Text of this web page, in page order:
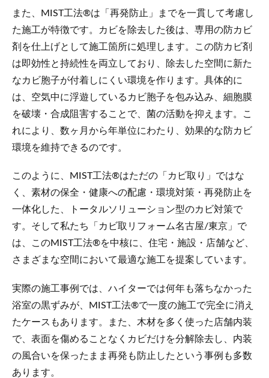
また、MIST工法®は「再発防止」までを一貫して考慮し
た施工が特徴です。カビを除去した後は、専用の防カビ
剤を仕上げとして施工箇所に処理します。この防カビ剤
は即効性と持続性を両立しており、除去した空間に新た
なカビ胞子が付着しにくい環境を作ります。具体的に
は、空気中に浮遊しているカビ胞子を包み込み、細胞膜
を破壊・合成阻害することで、菌の活動を抑えます。こ
れにより、数ヶ月から年単位にわたり、効果的な防カビ
環境を維持できるのです。
このように、MIST工法®はただの「カビ取り」ではな
く、素材の保全・健康への配慮・環境対策・再発防止を
一体化した、トータルソリューション型のカビ対策で
す。そして私たち「カビ取リフォーム名古屋/東京」で
は、このMIST工法®を中核に、住宅・施設・店舗など、
さまざまな空間において最適な施工を提案しています。
実際の施工事例では、ハイターでは何年も落ちなかった
浴室の黒ずみが、MIST工法®で一度の施工で完全に消え
たケースもあります。また、木材を多く使った店舗内装
で、表面を傷めることなくカビだけを分解除去し、内装
の風合いを保ったまま再発も防止したという事例も多数
あります。